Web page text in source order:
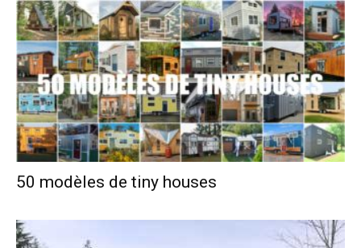
50 modèles de tiny houses